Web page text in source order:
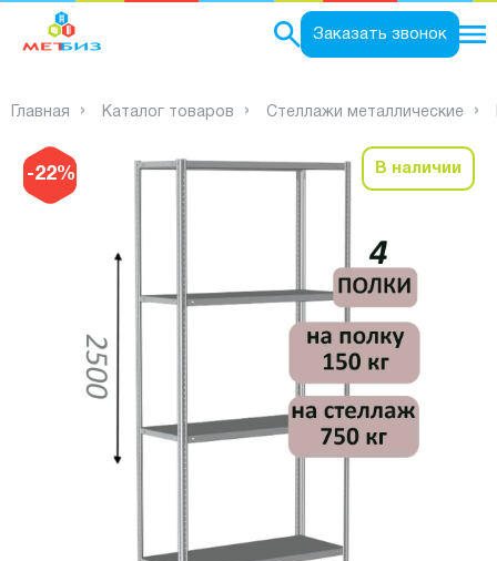
Заказать звонок
Главная Каталог товаров Стеллажи металлические
-22% В наличии